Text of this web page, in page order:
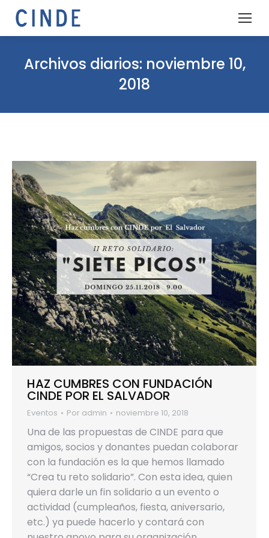
Archivos diarios: noviembre 10,
2018
HAZ CUMBRES CON FUNDACIÓN
CINDE POR EL SALVADOR
Eventos Por admin noviembre 10, 2018
Una de las propuestas de CINDE para que
amigos, socios y donantes puedan colaborar
con la fundación es la que hemos llamado
“Crea tu reto solidario”. Con esta idea, quien
quiera darle un fin solidario a un evento o
actividad (cumpleaños, fiesta, aniversario,
etc.) ya puede hacerlo y contará con